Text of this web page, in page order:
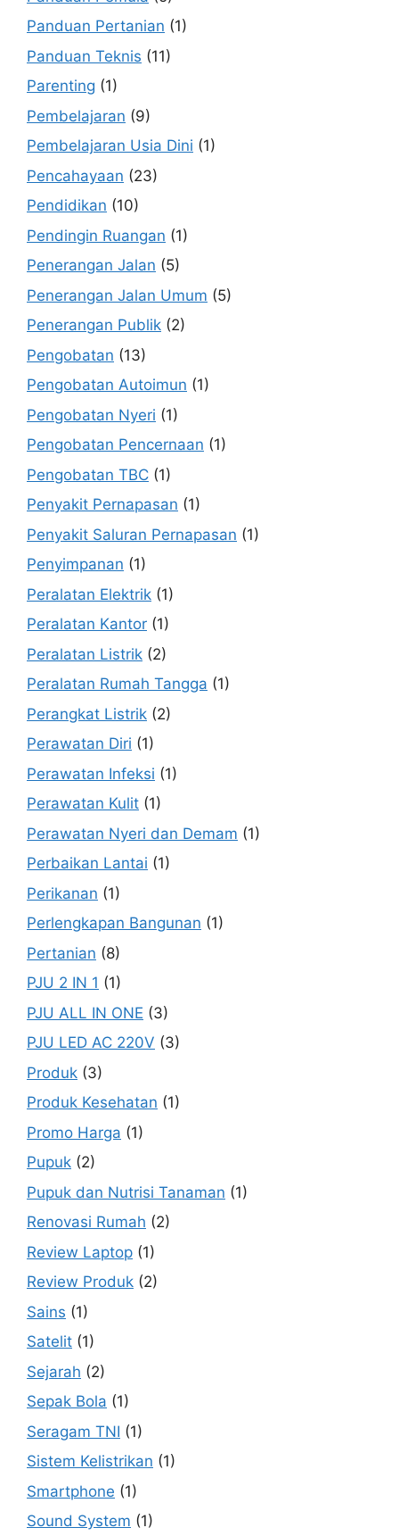
Panduan Pertanian (1)
Panduan Teknis (11)
Parenting (1)
Pembelajaran (9)
Pembelajaran Usia Dini (1)
Pencahayaan (23)
Pendidikan (10)
Pendingin Ruangan (1)
Penerangan Jalan (5)
Penerangan Jalan Umum (5)
Penerangan Publik (2)
Pengobatan (13)
Pengobatan Autoimun (1)
Pengobatan Nyeri (1)
Pengobatan Pencernaan (1)
Pengobatan TBC (1)
Penyakit Pernapasan (1)
Penyakit Saluran Pernapasan (1)
Penyimpanan (1)
Peralatan Elektrik (1)
Peralatan Kantor (1)
Peralatan Listrik (2)
Peralatan Rumah Tangga (1)
Perangkat Listrik (2)
Perawatan Diri (1)
Perawatan Infeksi (1)
Perawatan Kulit (1)
Perawatan Nyeri dan Demam (1)
Perbaikan Lantai (1)
Perikanan (1)
Perlengkapan Bangunan (1)
Pertanian (8)
PJU 2 IN 1 (1)
PJU ALL IN ONE (3)
PJU LED AC 220V (3)
Produk (3)
Produk Kesehatan (1)
Promo Harga (1)
Pupuk (2)
Pupuk dan Nutrisi Tanaman (1)
Renovasi Rumah (2)
Review Laptop (1)
Review Produk (2)
Sains (1)
Satelit (1)
Sejarah (2)
Sepak Bola (1)
Seragam TNI (1)
Sistem Kelistrikan (1)
Smartphone (1)
Sound System (1)